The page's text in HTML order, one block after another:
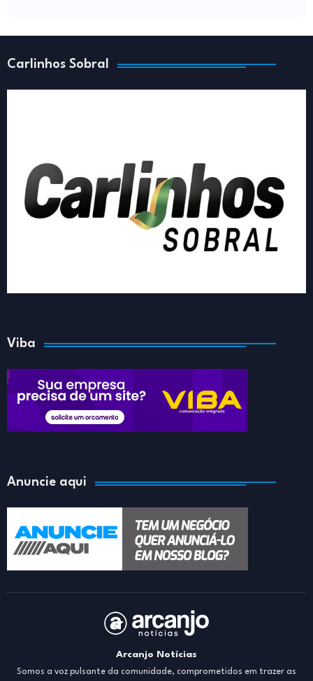
Carlinhos Sobral
Viba
Anuncie aqui
Arcanjo Notícias
Somos a voz pulsante da comunidade, comprometidos em trazer as